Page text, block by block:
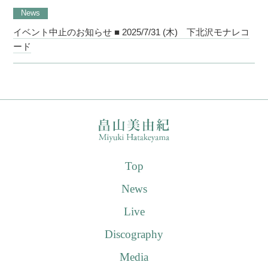
News
イベント中止のお知らせ ■ 2025/7/31 (木) 下北沢モナレコ
ード
Top
News
Live
Discography
Media